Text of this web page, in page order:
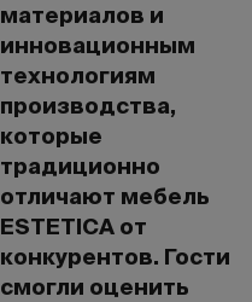
материалов и
инновационным
технологиям
производства,
которые
традиционно
отличают мебель
ESTETICA от
конкурентов. Гости
смогли оценить